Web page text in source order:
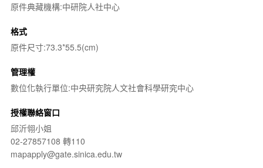
原件典藏機構:中研院人社中心
格式
原件尺寸:73.3*55.5(cm)
管理權
數位化執行單位:中央研究院人文社會科學研究中心
授權聯絡窗口
邱沂翎小姐
02-27857108 轉110
mapapply@gate.sinica.edu.tw